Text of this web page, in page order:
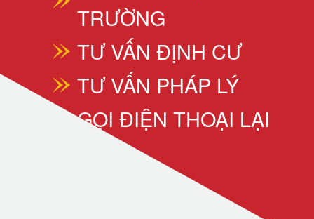
TRƯỜNG
TƯ VẤN ĐỊNH CƯ
TƯ VẤN PHÁP LÝ
GỌI ĐIỆN THOẠI LẠI